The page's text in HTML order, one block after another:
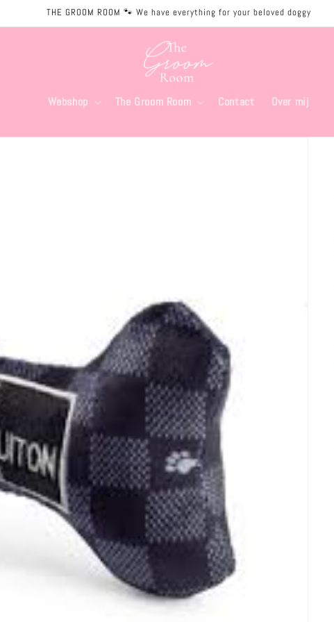
THE GROOM ROOM 🐾 We have everything for your beloved doggy
Webshop The Groom Room Contact Over mij